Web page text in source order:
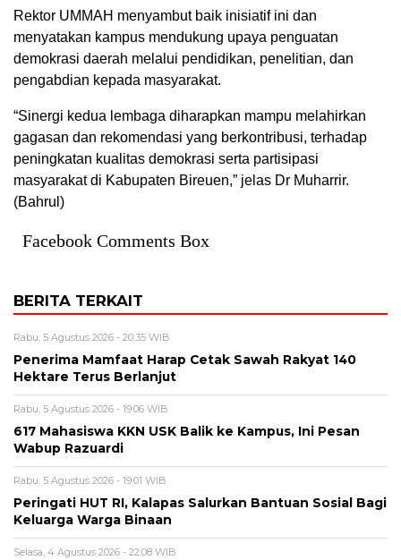
Rektor UMMAH menyambut baik inisiatif ini dan
menyatakan kampus mendukung upaya penguatan
demokrasi daerah melalui pendidikan, penelitian, dan
pengabdian kepada masyarakat.
“Sinergi kedua lembaga diharapkan mampu melahirkan
gagasan dan rekomendasi yang berkontribusi, terhadap
peningkatan kualitas demokrasi serta partisipasi
masyarakat di Kabupaten Bireuen,” jelas Dr Muharrir.
(Bahrul)
Facebook Comments Box
BERITA TERKAIT
Rabu, 5 Agustus 2026 - 20:35 WIB
Penerima Mamfaat Harap Cetak Sawah Rakyat 140
Hektare Terus Berlanjut
Rabu, 5 Agustus 2026 - 19:06 WIB
617 Mahasiswa KKN USK Balik ke Kampus, Ini Pesan
Wabup Razuardi
Rabu, 5 Agustus 2026 - 19:01 WIB
Peringati HUT RI, Kalapas Salurkan Bantuan Sosial Bagi
Keluarga Warga Binaan
Selasa, 4 Agustus 2026 - 22:08 WIB